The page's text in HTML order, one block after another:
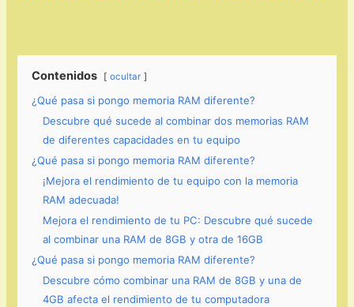
Contenidos ocultar
¿Qué pasa si pongo memoria RAM diferente?
Descubre qué sucede al combinar dos memorias RAM
de diferentes capacidades en tu equipo
¿Qué pasa si pongo memoria RAM diferente?
¡Mejora el rendimiento de tu equipo con la memoria
RAM adecuada!
Mejora el rendimiento de tu PC: Descubre qué sucede
al combinar una RAM de 8GB y otra de 16GB
¿Qué pasa si pongo memoria RAM diferente?
Descubre cómo combinar una RAM de 8GB y una de
4GB afecta el rendimiento de tu computadora